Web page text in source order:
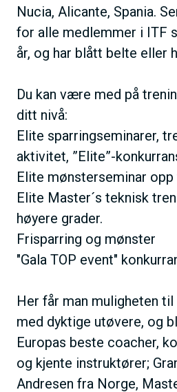
Nucia, Alicante, Spania.
for alle medlemmer i ITF
år, og har blått belte eller
Du kan være med på
ditt nivå:
Elite sparringseminarer,
aktivitet, ”Elite”-
Elite mønsterseminar opp
Elite Master´s teknisk
høyere grader.
Frisparring og mønster
"Gala TOP event"
Her får man muligheten
med dyktige utøvere, og
Europas beste coacher,
og kjente instruktører;
Andresen fra Norge,